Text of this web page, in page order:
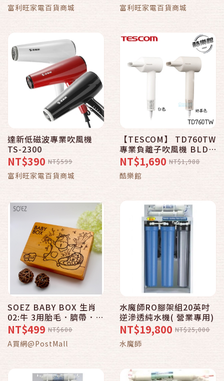
富利旺家電百貨商城 富利旺家電百貨商城
達新低磁波專業吹風機
TS-2300
NT$390 NT$599
富利旺家電百貨商城
【TESCOM】 TD760TW
專業負離子吹風機 BLDC
馬達 濃度負離子 吹風機
負離子
NT$1,690 NT$1,988
酷樂館
SOEZ BABY BOX 生肖
02:牛 3用胎毛．臍帶．乳
牙保存盒~台灣製~實木雷
射雕刻
NT$499 NT$600
A買網@PostMall
水魔師RO腳架組20英吋
逆滲透純水機( 營業專用)
NT$19,800 NT$25,000
水魔師